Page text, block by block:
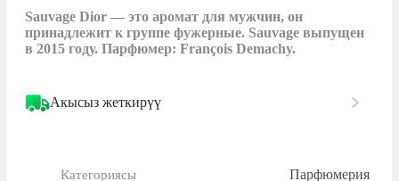
Sauvage Dior — это аромат для мужчин, он
принадлежит к группе фужерные. Sauvage выпущен
в 2015 году. Парфюмер: François Demachy.
Акысыз жеткирүү
Категориясы Парфюмерия